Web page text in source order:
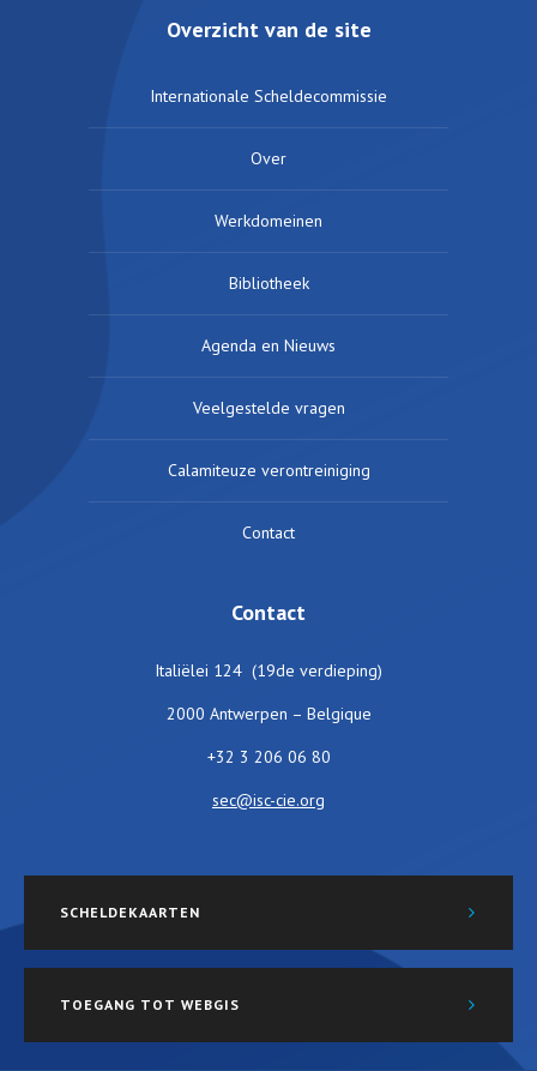
Overzicht van de site
Internationale Scheldecommissie
Over
Werkdomeinen
Bibliotheek
Agenda en Nieuws
Veelgestelde vragen
Calamiteuze verontreiniging
Contact
Contact
Italiëlei 124 (19de verdieping)
2000 Antwerpen – Belgique
+32 3 206 06 80
sec@isc-cie.org
SCHELDEKAARTEN
TOEGANG TOT WEBGIS